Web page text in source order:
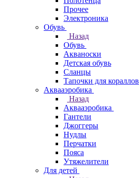
Прочее
Электроника
Обувь
Назад
Обувь
Акваноски
Детская обувь
Сланцы
Тапочки для кораллов
Аквааэробика
Назад
Аквааэробика
Гантели
Джоггеры
Нудлы
Перчатки
Пояса
Утяжелители
Для детей